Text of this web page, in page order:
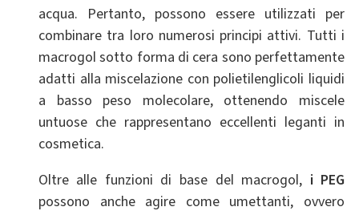
acqua. Pertanto, possono essere utilizzati per
combinare tra loro numerosi principi attivi. Tutti i
macrogol sotto forma di cera sono perfettamente
adatti alla miscelazione con polietilenglicoli liquidi
a basso peso molecolare, ottenendo miscele
untuose che rappresentano eccellenti leganti in
cosmetica.
Oltre alle funzioni di base del macrogol, i PEG
possono anche agire come umettanti, ovvero